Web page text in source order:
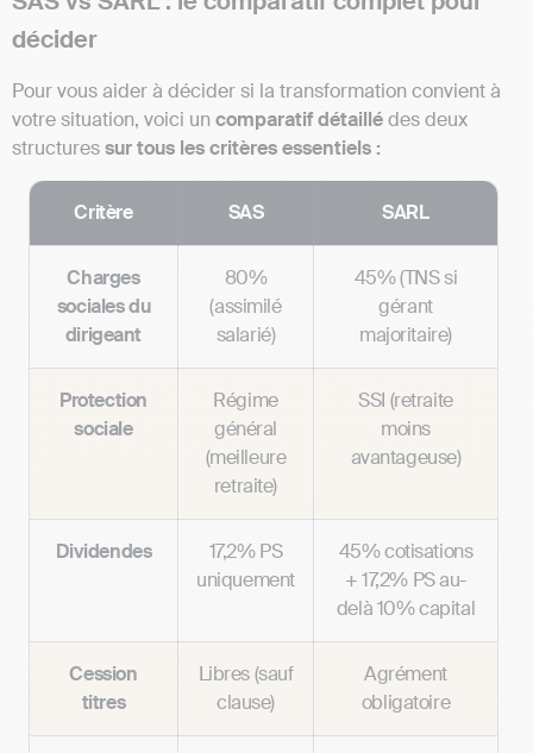
décider
Pour vous aider à décider si la transformation convient à
votre situation, voici un comparatif détaillédes deux
structuressur tous les critères essentiels :
Critère SAS SARL
Charges
sociales du
dirigeant
80%
(assimilé
salarié)
45% (TNS si
gérant
majoritaire)
Protection
sociale
Régime
général
(meilleure
retraite)
SSI (retraite
moins
avantageuse)
Dividendes
17,2% PS
uniquement
45% cotisations
+ 17,2% PS au-
delà 10% capital
Cession
titres
Libres (sauf
clause)
Agrément
obligatoire